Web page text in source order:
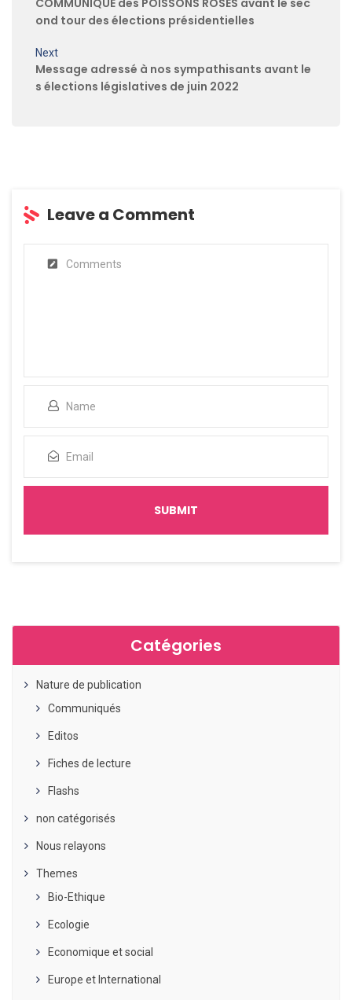
COMMUNIQUE des POISSONS ROSES avant le sec
ond tour des élections présidentielles
Next
Message adressé à nos sympathisants avant le
s élections législatives de juin 2022
Leave a Comment
Catégories
Nature de publication
Communiqués
Editos
Fiches de lecture
Flashs
non catégorisés
Nous relayons
Themes
Bio-Ethique
Ecologie
Economique et social
Europe et International